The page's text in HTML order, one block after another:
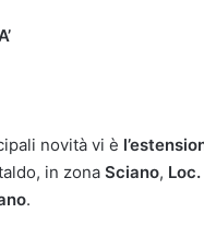
novità vi è
in zona Sciano,
.